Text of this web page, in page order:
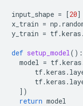
input_shape = [20]
x_train = np .
y_train = tf.keras .
def setup_model():
model = tf.keras
tf.keras .
tf.keras .
])
return model